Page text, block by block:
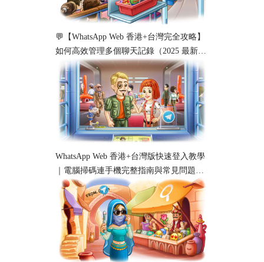
💬【WhatsApp Web 香港+台灣完全攻略】
如何高效管理多個聊天記錄（2025 最新教
學）
WhatsApp Web 香港+台灣版快速登入教學
｜電腦掃碼連手機完整指南與常見問題解
析